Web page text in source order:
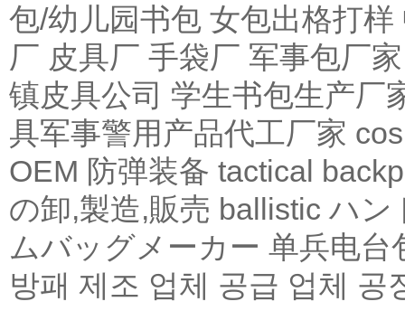
包/幼儿园书包 女包出格打样
厂 皮具厂 手袋厂 军事包厂家
镇皮具公司 学生书包生产厂
具军事警用产品代工厂家
OEM 防弹装备 tactical
の卸,製造,販売 ballistic ハン
ムバッグメーカー 单兵电台
방패 제조 업체 공급 업체 공